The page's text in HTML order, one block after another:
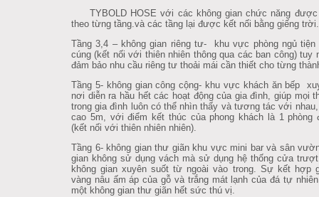
TYBOLD HOSE với các không gian chức năng
theo từng tầng.và các tầng lại được kết nối bằng giếng trời.
Tầng 3,4 – không gian riêng tư- khu vực phòng ngủ tiện
cúng (kết nối với thiên nhiên thông qua các ban công) tuy
đảm bảo nhu cầu riêng tư thoải mái cần thiết cho từng
Tầng 5- không gian công cộng- khu vực khách ăn bếp
nơi diễn ra hầu hết các hoạt động của gia đình, giúp mọi
trong gia đình luôn có thể nhìn thấy và tương tác với
cao 5m, với điểm kết thúc của phong khách là 1 phòng
(kết nối với thiên nhiên nhiên).
Tầng 6- không gian thư giãn khu vực mini bar và sân
gian không sử dụng vách mà sử dụng hệ thống cửa
không gian xuyên suốt từ ngoài vào trong. Sự kết hợp
vàng nâu ấm áp của gỗ và trắng mát lạnh của đá tự
một không gian thư giãn hết sức thú vị.